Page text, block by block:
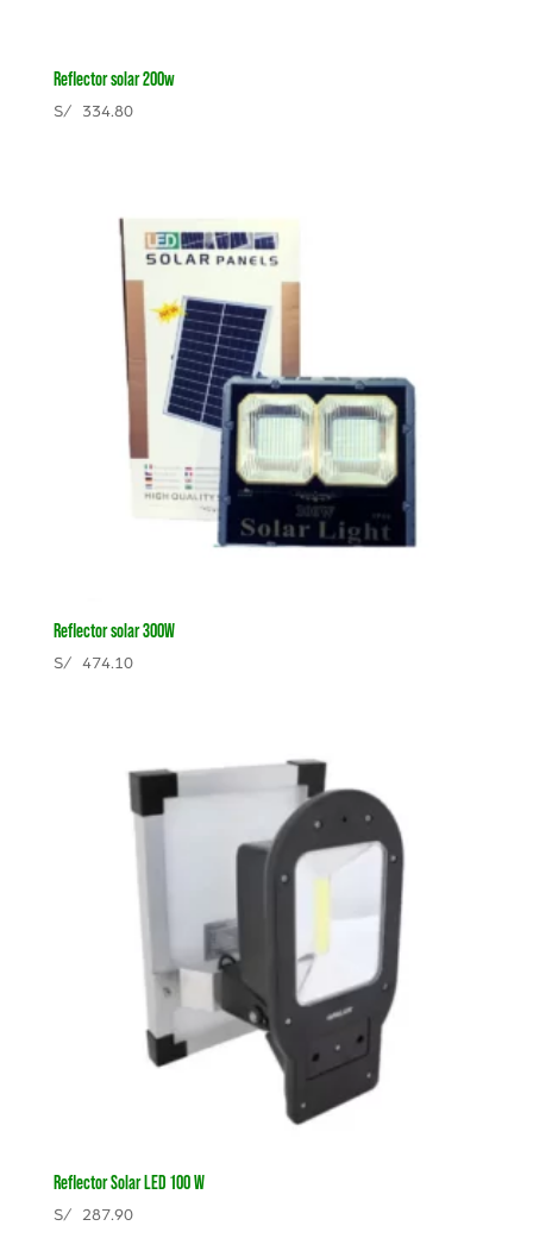
Reflector solar 200w
S/334.80
Reflector solar 300W
S/474.10
Reflector Solar LED 100 W
S/287.90